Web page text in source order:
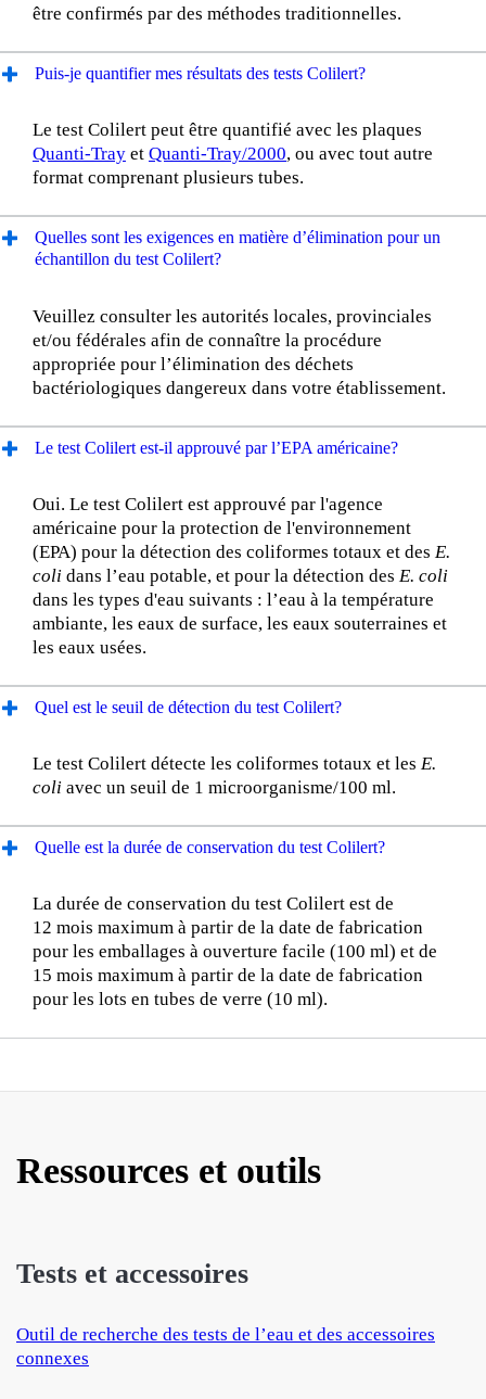
être confirmés par des méthodes traditionnelles.
Puis-je quantifier mes résultats des tests Colilert?
Le test Colilert peut être quantifié avec les plaques
Quanti-Tray et Quanti-Tray/2000, ou avec tout autre
format comprenant plusieurs tubes.
Quelles sont les exigences en matière d’élimination pour un
échantillon du test Colilert?
Veuillez consulter les autorités locales, provinciales
et/ou fédérales afin de connaître la procédure
appropriée pour l’élimination des déchets
bactériologiques dangereux dans votre établissement.
Le test Colilert est-il approuvé par l’EPA américaine?
Oui. Le test Colilert est approuvé par l'agence
américaine pour la protection de l'environnement
(EPA) pour la détection des coliformes totaux et des E.
coli dans l’eau potable, et pour la détection des E. coli
dans les types d'eau suivants : l’eau à la température
ambiante, les eaux de surface, les eaux souterraines et
les eaux usées.
Quel est le seuil de détection du test Colilert?
Le test Colilert détecte les coliformes totaux et les E.
coli avec un seuil de 1 microorganisme/100 ml.
Quelle est la durée de conservation du test Colilert?
La durée de conservation du test Colilert est de
12 mois maximum à partir de la date de fabrication
pour les emballages à ouverture facile (100 ml) et de
15 mois maximum à partir de la date de fabrication
pour les lots en tubes de verre (10 ml).
Ressources et outils
Tests et accessoires
Outil de recherche des tests de l’eau et des accessoires
connexes